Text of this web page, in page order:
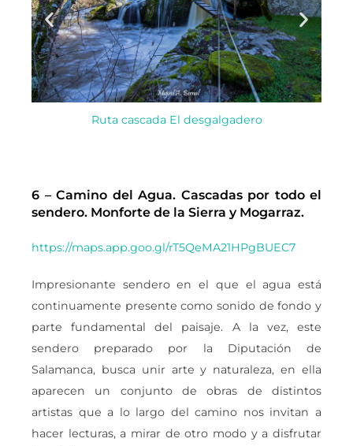
Ruta cascada El desgalgadero
6 – Camino del Agua. Cascadas por todo el
sendero. Monforte de la Sierra y Mogarraz.
https://maps.app.goo.gl/rT5QeMA21HPgBUEC7
Impresionante sendero en el que el agua está
continuamente presente como sonido de fondo y
parte fundamental del paisaje. A la vez, este
sendero preparado por la Diputación de
Salamanca, busca unir arte y naturaleza, en ella
aparecen un conjunto de obras de distintos
artistas que a lo largo del camino nos invitan a
hacer lecturas, a mirar de otro modo y a disfrutar